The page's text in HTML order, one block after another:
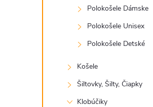
Polokošele Dámske
Polokošele Unisex
Polokošele Detské
Košele
Šiltovky, Šilty, Čiapky
Klobúčiky